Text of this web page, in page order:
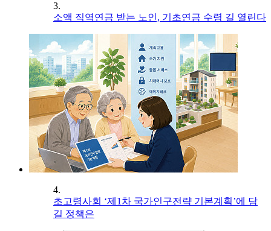
3.
소액 직역연금 받는 노인, 기초연금 수령 길 열린다
4.
초고령사회 ‘제1차 국가인구전략 기본계획’에 담
길 정책은